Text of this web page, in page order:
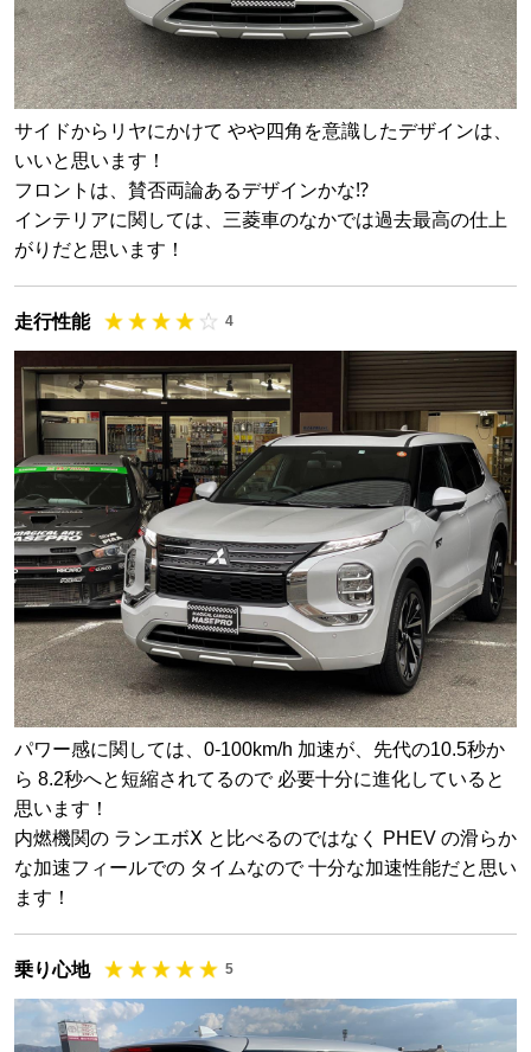
サイドからリヤにかけて やや四角を意識したデザインは、
いいと思います！
フロントは、賛否両論あるデザインかな⁉
インテリアに関しては、三菱車のなかでは過去最高の仕上
がりだと思います！
走行性能 4
パワー感に関しては、0-100km/h 加速が、先代の10.5秒か
ら 8.2秒へと短縮されてるので 必要十分に進化していると
思います！
内燃機関の ランエボⅩ と比べるのではなく PHEV の滑らか
な加速フィールでの タイムなので 十分な加速性能だと思い
ます！
乗り心地 5